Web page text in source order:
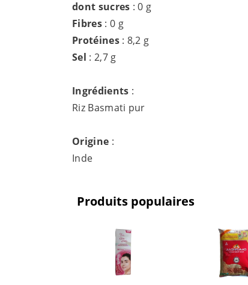
dont sucres : 0 g
Fibres : 0 g
Protéines : 8,2 g
Sel : 2,7 g
Ingrédients :
Riz Basmati pur
Origine :
Inde
Produits populaires